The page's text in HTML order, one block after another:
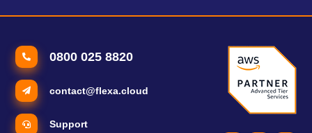
0800 025 8820
contact@flexa.cloud
Support